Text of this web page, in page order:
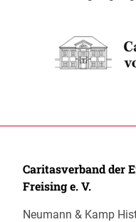
Caritasverband der
Freising e. V.
Neumann & Kamp